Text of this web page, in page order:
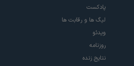
پادکست
لیگ ها و رقابت ها
ویدئو
روزنامه
نتایج زنده